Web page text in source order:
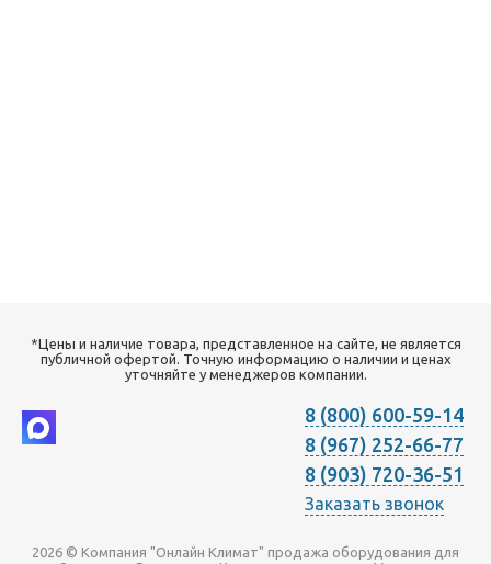
*Цены и наличие товара, представленное на сайте, не является
публичной офертой. Точную информацию о наличии и ценах
уточняйте у менеджеров компании.
8 (800) 600-59-14
8 (967) 252-66-77
8 (903) 720-36-51
Заказать звонок
2026 © Компания "Онлайн Климат" продажа оборудования для